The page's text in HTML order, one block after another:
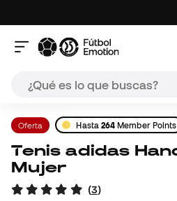
Oferta Hasta 264 Member Points
Tenis adidas Handball Spezial
Mujer
(3)